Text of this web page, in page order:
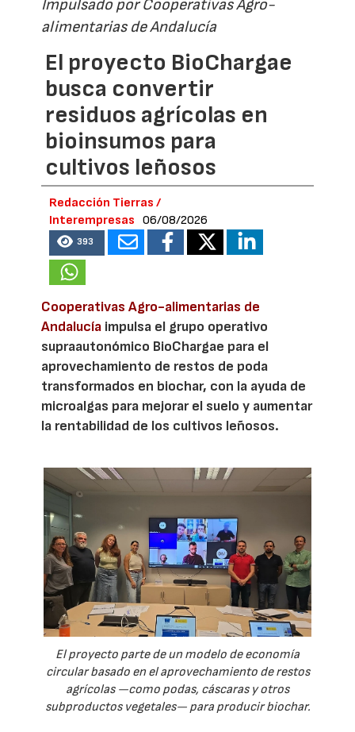
Impulsado por Cooperativas Agro-
alimentarias de Andalucía
El proyecto BioChargae
busca convertir
residuos agrícolas en
bioinsumos para
cultivos leñosos
Redacción Tierras /
Interempresas
06/08/2026
393
Cooperativas Agro-alimentarias de
Andalucía impulsa el grupo operativo
supraautonómico BioChargae para el
aprovechamiento de restos de poda
transformados en biochar, con la ayuda de
microalgas para mejorar el suelo y aumentar
la rentabilidad de los cultivos leñosos.
El proyecto parte de un modelo de economía
circular basado en el aprovechamiento de restos
agrícolas —como podas, cáscaras y otros
subproductos vegetales— para producir biochar.